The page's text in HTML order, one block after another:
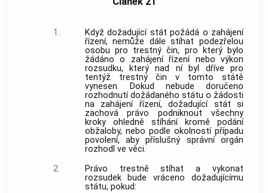
1.
Když dožadující stát požádá o zahájení
řízení, nemůže dále stíhat podezřelou
osobu pro trestný čin, pro který bylo
žádáno o zahájení řízení nebo výkon
rozsudku, který nad ní byl dříve pro
tentýž trestný čin v tomto státě
vynesen. Dokud nebude doručeno
rozhodnutí dožádaného státu o žádosti
na zahájení řízení, dožadující stát si
zachová právo podniknout všechny
kroky ohledně stíhání kromě podání
obžaloby, nebo podle okolností případu
povolení, aby příslušný správní orgán
rozhodl ve věci.
2.
Právo trestně stíhat a vykonat
rozsudek bude vráceno dožadujícímu
státu, pokud: